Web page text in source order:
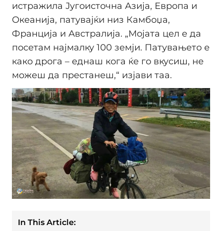
истражила Југоисточна Азија, Европа и
Океанија, патувајќи низ Камбоџа,
Франција и Австралија. „Мојата цел е да
посетам најмалку 100 земји. Патувањето е
како дрога – еднаш кога ќе го вкусиш, не
можеш да престанеш,“ изјави таа.
In This Article: